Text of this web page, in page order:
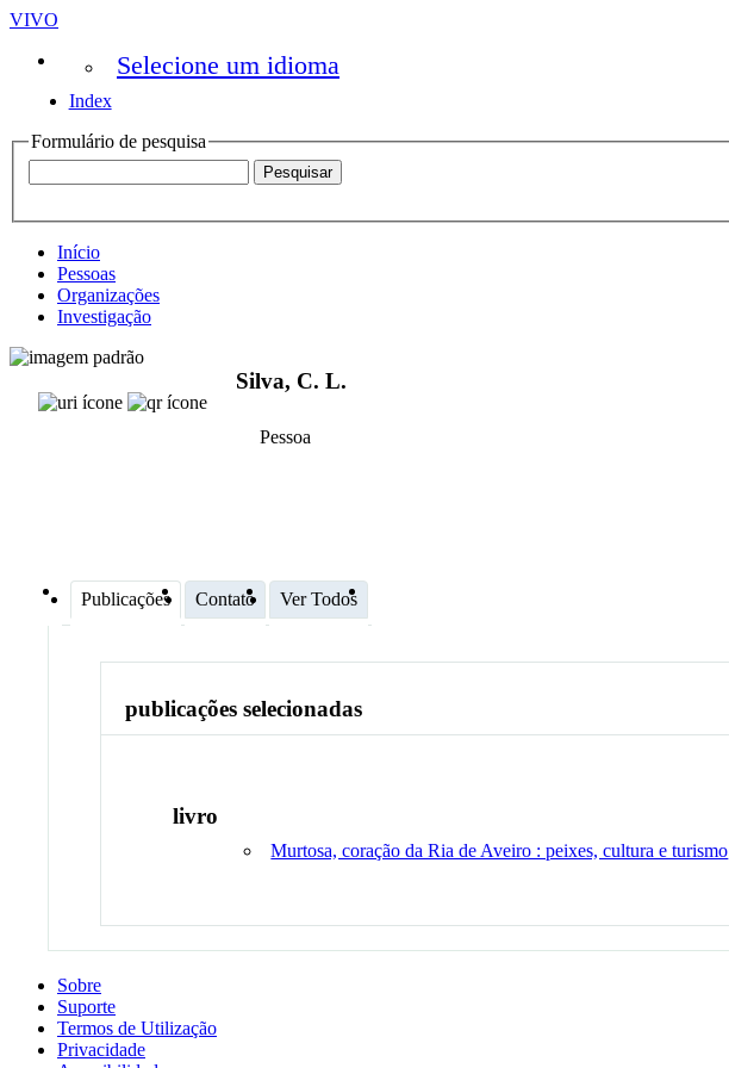
VIVO
Selecione um idioma
Index
Formulário de pesquisa
Início
Pessoas
Organizações
Investigação
Silva, C. L.
Pessoa
Publicações Contato Ver Todos
publicações selecionadas
livro
Murtosa, coração da Ria de Aveiro : peixes, cultura e turismo
Sobre
Suporte
Termos de Utilização
Privacidade